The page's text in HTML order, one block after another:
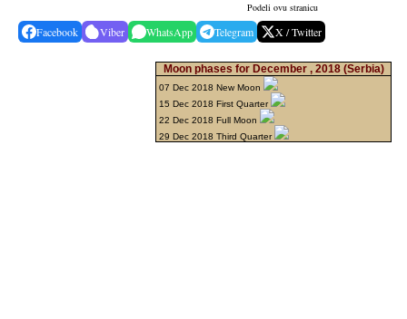
Podeli ovu stranicu
Facebook Viber WhatsApp Telegram X / Twitter
Moon phases for December , 2018(Serbia)
07 Dec 2018 New Moon
15 Dec 2018 First Quarter
22 Dec 2018 Full Moon
29 Dec 2018 Third Quarter